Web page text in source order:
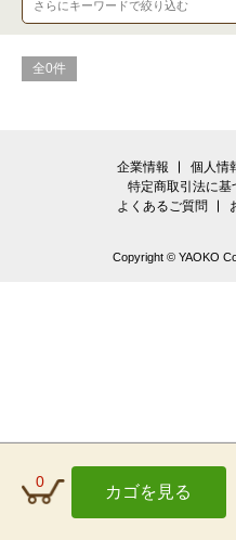
全0件
0
カゴを見る
企業情報 個人情
特定商取引法に基
よくあるご質問
Copyright © YAOKO